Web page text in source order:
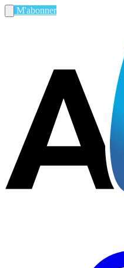
M'abonner